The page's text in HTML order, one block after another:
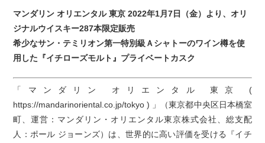
マンダリン オリエンタル 東京 2022年1月7日（金）より、オリ
ジナルウイスキー287本限定販売
希少なサン・テミリオン第一特別級Ａシャトーのワイン樽を使
用した『イチローズモルト』プライベートカスク
「マンダリン オリエンタル 東京 (
https://mandarinoriental.co.jp/tokyo ) 」（東京都中央区日本橋室
町、運営：マンダリン・オリエンタル東京株式会社、総支配
人：ポール ジョーンズ）は、世界的に高い評価を受ける『イチ